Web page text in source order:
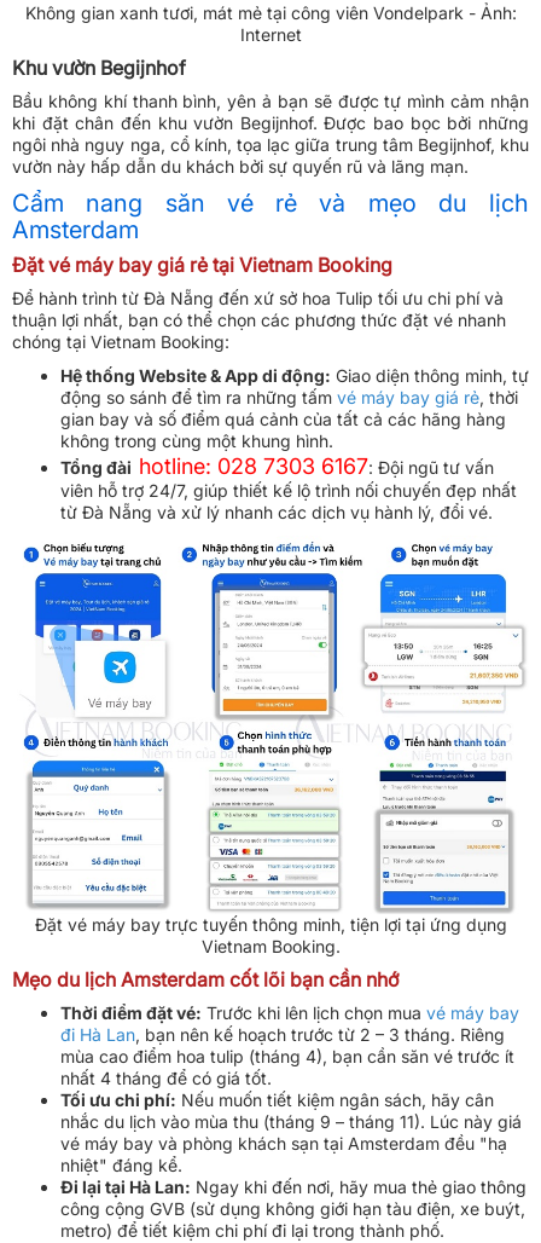
Không gian xanh tươi, mát mẻ tại công viên Vondelpark - Ảnh:
Internet
Khu vườn Begijnhof
Bầu không khí thanh bình, yên ả bạn sẽ được tự mình cảm nhận
khi đặt chân đến khu vườn Begijnhof. Được bao bọc bởi những
ngôi nhà nguy nga, cổ kính, tọa lạc giữa trung tâm Begijnhof, khu
vườn này hấp dẫn du khách bởi sự quyến rũ và lãng mạn.
Cẩm nang săn vé rẻ và mẹo du lịch
Amsterdam
Đặt vé máy bay giá rẻ tại Vietnam Booking
Để hành trình từ Đà Nẵng đến xứ sở hoa Tulip tối ưu chi phí và
thuận lợi nhất, bạn có thể chọn các phương thức đặt vé nhanh
chóng tại Vietnam Booking:
Hệ thống Website & App di động: Giao diện thông minh, tự
động so sánh để tìm ra những tấm vé máy bay giá rẻ, thời
gian bay và số điểm quá cảnh của tất cả các hãng hàng
không trong cùng một khung hình.
Tổng đài hotline: 028 7303 6167: Đội ngũ tư vấn
viên hỗ trợ 24/7, giúp thiết kế lộ trình nối chuyến đẹp nhất
từ Đà Nẵng và xử lý nhanh các dịch vụ hành lý, đổi vé.
Đặt vé máy bay trực tuyến thông minh, tiện lợi tại ứng dụng
Vietnam Booking.
Mẹo du lịch Amsterdam cốt lõi bạn cần nhớ
Thời điểm đặt vé: Trước khi lên lịch chọn mua vé máy bay
đi Hà Lan, bạn nên kế hoạch trước từ 2 – 3 tháng. Riêng
mùa cao điểm hoa tulip (tháng 4), bạn cần săn vé trước ít
nhất 4 tháng để có giá tốt.
Tối ưu chi phí: Nếu muốn tiết kiệm ngân sách, hãy cân
nhắc du lịch vào mùa thu (tháng 9 – tháng 11). Lúc này giá
vé máy bay và phòng khách sạn tại Amsterdam đều "hạ
nhiệt" đáng kể.
Đi lại tại Hà Lan: Ngay khi đến nơi, hãy mua thẻ giao thông
công cộng GVB (sử dụng không giới hạn tàu điện, xe buýt,
metro) để tiết kiệm chi phí đi lại trong thành phố.